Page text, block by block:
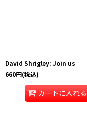
David Shrigley: Join us
660円(税込)
カートに入れる